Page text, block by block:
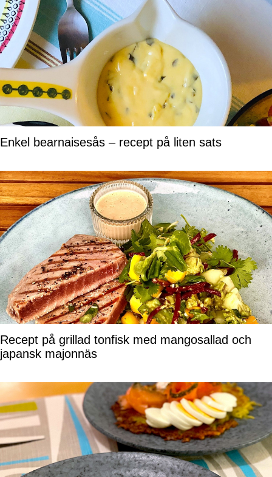
Enkel bearnaisesås – recept på liten sats
Recept på grillad tonfisk med mangosallad och
japansk majonnäs